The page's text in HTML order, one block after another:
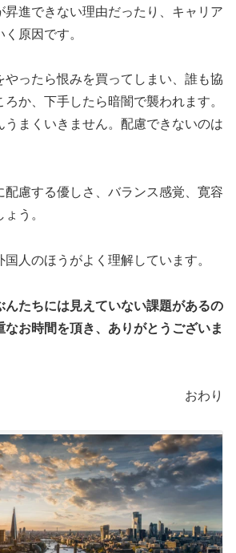
昇進できない理由だったり、キャリア
原因です。
やったら恨みを買ってしまい、誰も協
か、下手したら暗闇で襲われます。
うまくいきません。配慮できないのは
配慮する優しさ、バランス感覚、寛容
う。
人のほうがよく理解しています。
たちには見えていない課題があるの
お時間を頂き、ありがとうございま
おわり